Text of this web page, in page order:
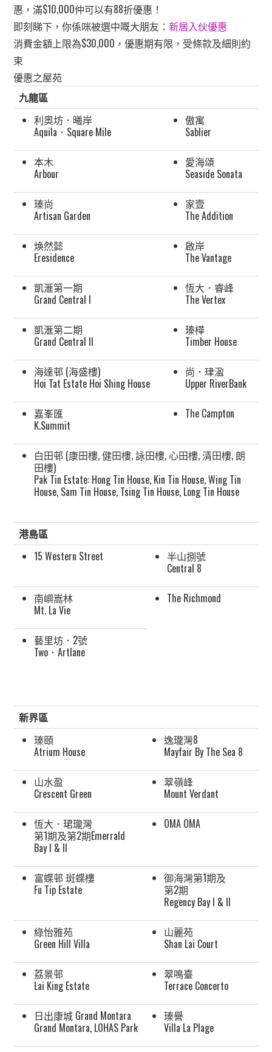
惠，滿$10,000仲可以有88折優惠！
即刻睇下，你係咪被選中嘅大朋友：新居入伙優惠
消費金額上限為$30,000，優惠期有限，受條款及細則約
束
優惠之屋苑
九龍區
利奧坊．曦岸
Aquila．Square Mile
傲寓
Sablier
本木
Arbour
愛海頌
Seaside Sonata
瑧尚
Artisan Garden
家壹
The Addition
煥然懿
Eresidence
啟岸
The Vantage
凱滙第一期
Grand Central I
恆大．睿峰
The Vertex
凱滙第二期
Grand Central II
瑧樺
Timber House
海達邨 (海盛樓)
Hoi Tat Estate Hoi Shing House
尚．珒溋
Upper RiverBank
嘉峯匯
K.Summit
The Campton
白田邨 (康田樓, 健田樓, 詠田樓, 心田樓, 清田樓, 朗
田樓)
Pak Tin Estate: Hong Tin House, Kin Tin House, Wing Tin
House, Sam Tin House, Tsing Tin House, Long Tin House
港島區
15 Western Street
半山捌號
Central 8
南嶼嵩林
Mt. La Vie
The Richmond
藝里坊．2號
Two．Artlane
新界區
瑧頤
Atrium House
逸瓏灣8
Mayfair By The Sea 8
山水盈
Crescent Green
翠嶺峰
Mount Verdant
恆大．珺瓏灣
第1期及第2期Emerrald
Bay I & II
OMA OMA
富蝶邨 斑蝶樓
Fu Tip Estate
御海灣第1期及
第2期
Regency Bay I & II
綠怡雅苑
Green Hill Villa
山麗苑
Shan Lai Court
荔景邨
Lai King Estate
翠鳴臺
Terrace Concerto
日出康城 Grand Montara
Grand Montara, LOHAS Park
瑧譽
Villa La Plage